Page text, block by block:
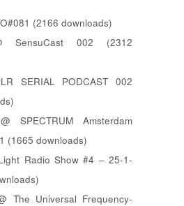
(2166 downloads)
002 (2312
SERIAL PODCAST 002
SPECTRUM Amsterdam
(1665 downloads)
Radio Show #4 – 25-1-
The Universal Frequency-